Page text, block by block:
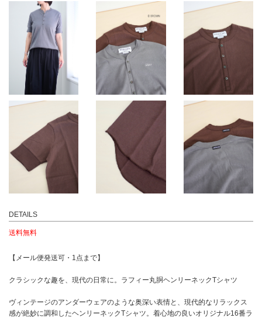
DETAILS
送料無料
【メール便発送可・1点まで】
クラシックな趣を、現代の日常に。ラフィー丸胴ヘンリーネックTシャツ
ヴィンテージのアンダーウェアのような奥深い表情と、現代的なリラックス
感が絶妙に調和したヘンリーネックTシャツ。着心地の良いオリジナル16番ラ